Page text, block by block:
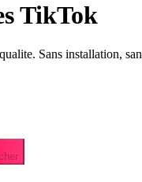
TikTok
Sans installation,